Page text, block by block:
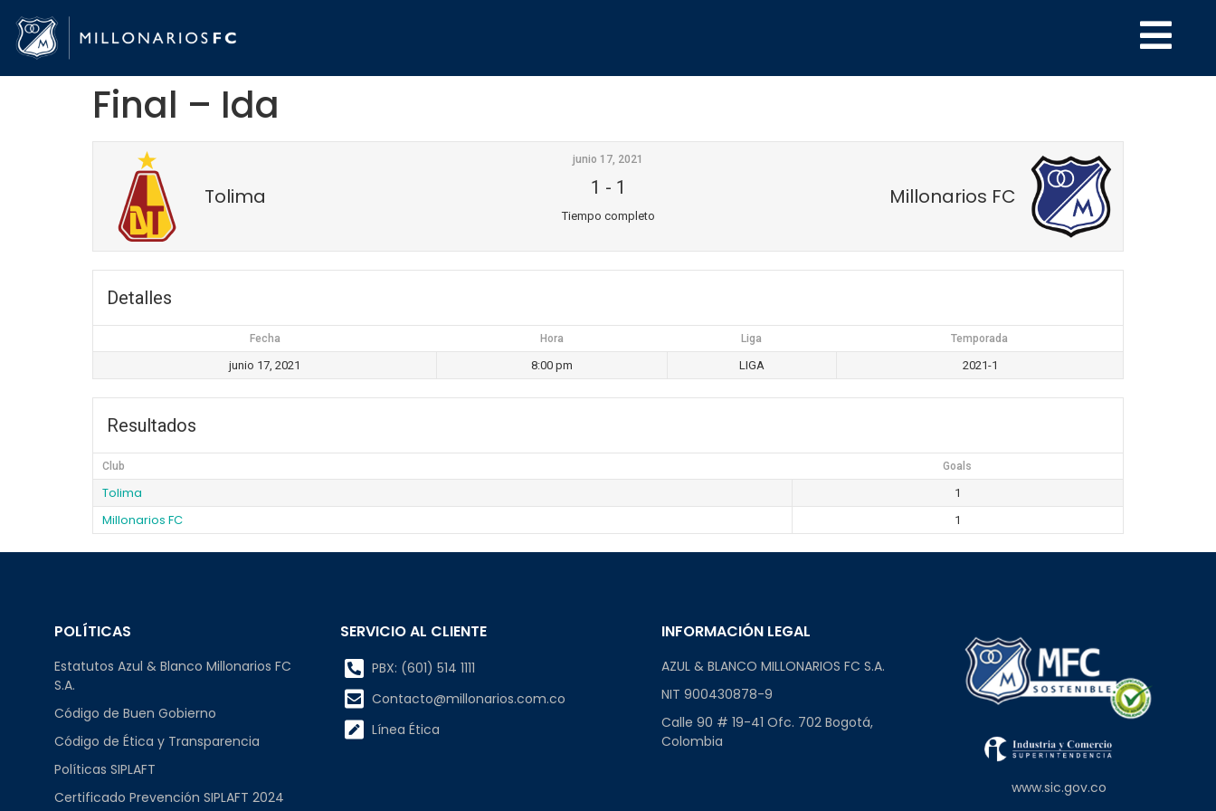
Final – Ida
Tolima Millonarios FC
junio 17, 2021
1 - 1
Tiempo completo
Detalles
Fecha Hora Liga Temporada
junio 17, 2021 8:00 pm LIGA 2021-1
Resultados
Club Goals
Tolima 1
Millonarios FC 1
POLÍTICAS
Estatutos Azul & Blanco Millonarios FC
S.A.
Código de Buen Gobierno
Código de Ética y Transparencia
Políticas SIPLAFT
Certificado Prevención SIPLAFT 2024
SERVICIO AL CLIENTE
PBX: (601) 514 1111
Contacto@millonarios.com.co
Línea Ética
INFORMACIÓN LEGAL
AZUL & BLANCO MILLONARIOS FC S.A.
NIT 900430878-9
Calle 90 # 19-41 Ofc. 702 Bogotá,
Colombia
www.sic.gov.co